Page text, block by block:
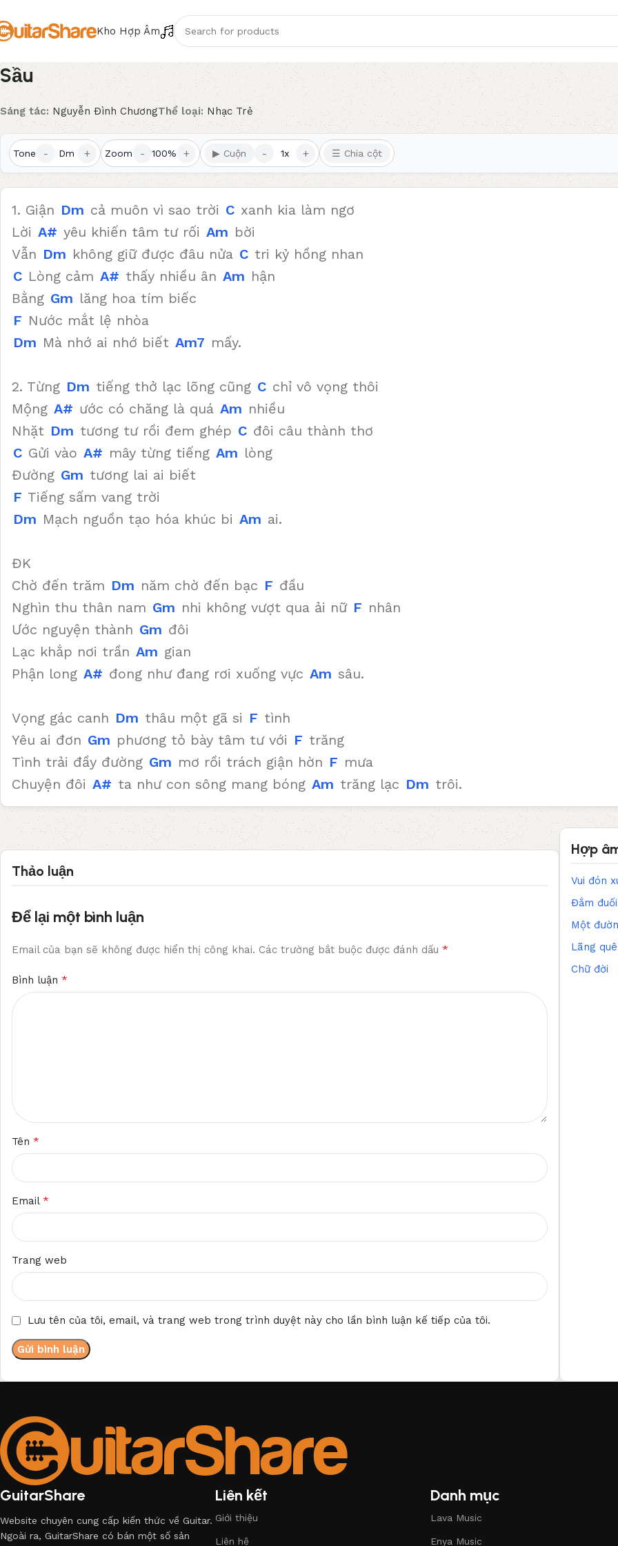
Kho Hợp Âm
Sầu
Sáng tác: Nguyễn Đình ChươngThể loại: Nhạc Trẻ
Tone - Dm + Zoom - 100% + ▶ Cuộn - 1x + ☰ Chia cột
1. Giận Dm cả muôn vì sao trời C xanh kia làm ngơ
Lời A# yêu khiến tâm tư rối Am bời
Vẫn Dm không giữ được đâu nửa C tri kỷ hồng nhan
C Lòng cảm A# thấy nhiều ân Am hận
Bằng Gm lăng hoa tím biếc
F Nước mắt lệ nhòa
Dm Mà nhớ ai nhớ biết Am7 mấy.
2. Từng Dm tiếng thở lạc lõng cũng C chỉ vô vọng thôi
Mộng A# ước có chăng là quá Am nhiều
Nhặt Dm tương tư rồi đem ghép C đôi câu thành thơ
C Gửi vào A# mây từng tiếng Am lòng
Đường Gm tương lai ai biết
F Tiếng sấm vang trời
Dm Mạch nguồn tạo hóa khúc bi Am ai.
ĐK
Chờ đến trăm Dm năm chờ đến bạc F đầu
Nghìn thu thân nam Gm nhi không vượt qua ải nữ F nhân
Ước nguyện thành Gm đôi
Lạc khắp nơi trần Am gian
Phận long A# đong như đang rơi xuống vực Am sâu.
Vọng gác canh Dm thâu một gã si F tình
Yêu ai đơn Gm phương tỏ bày tâm tư với F trăng
Tình trải đầy đường Gm mơ rồi trách giận hờn F mưa
Chuyện đôi A# ta như con sông mang bóng Am trăng lạc Dm trôi.
Thảo luận
Để lại một bình luận
Email của bạn sẽ không được hiển thị công khai. Các trường bắt buộc được đánh dấu *
Bình luận *
Tên *
Email *
Trang web
Lưu tên của tôi, email, và trang web trong trình duyệt này cho lần bình luận kế tiếp của tôi.
Hợp
Vui đón
Đắm đuối
Một
Lãng
Chữ đời
GuitarShare
Website chuyên cung cấp kiến thức về Guitar.
Ngoài ra, GuitarShare có bán một số sản
Liên kết
Giới thiệu
Liên hệ
Danh mục
Lava Music
Enya Music